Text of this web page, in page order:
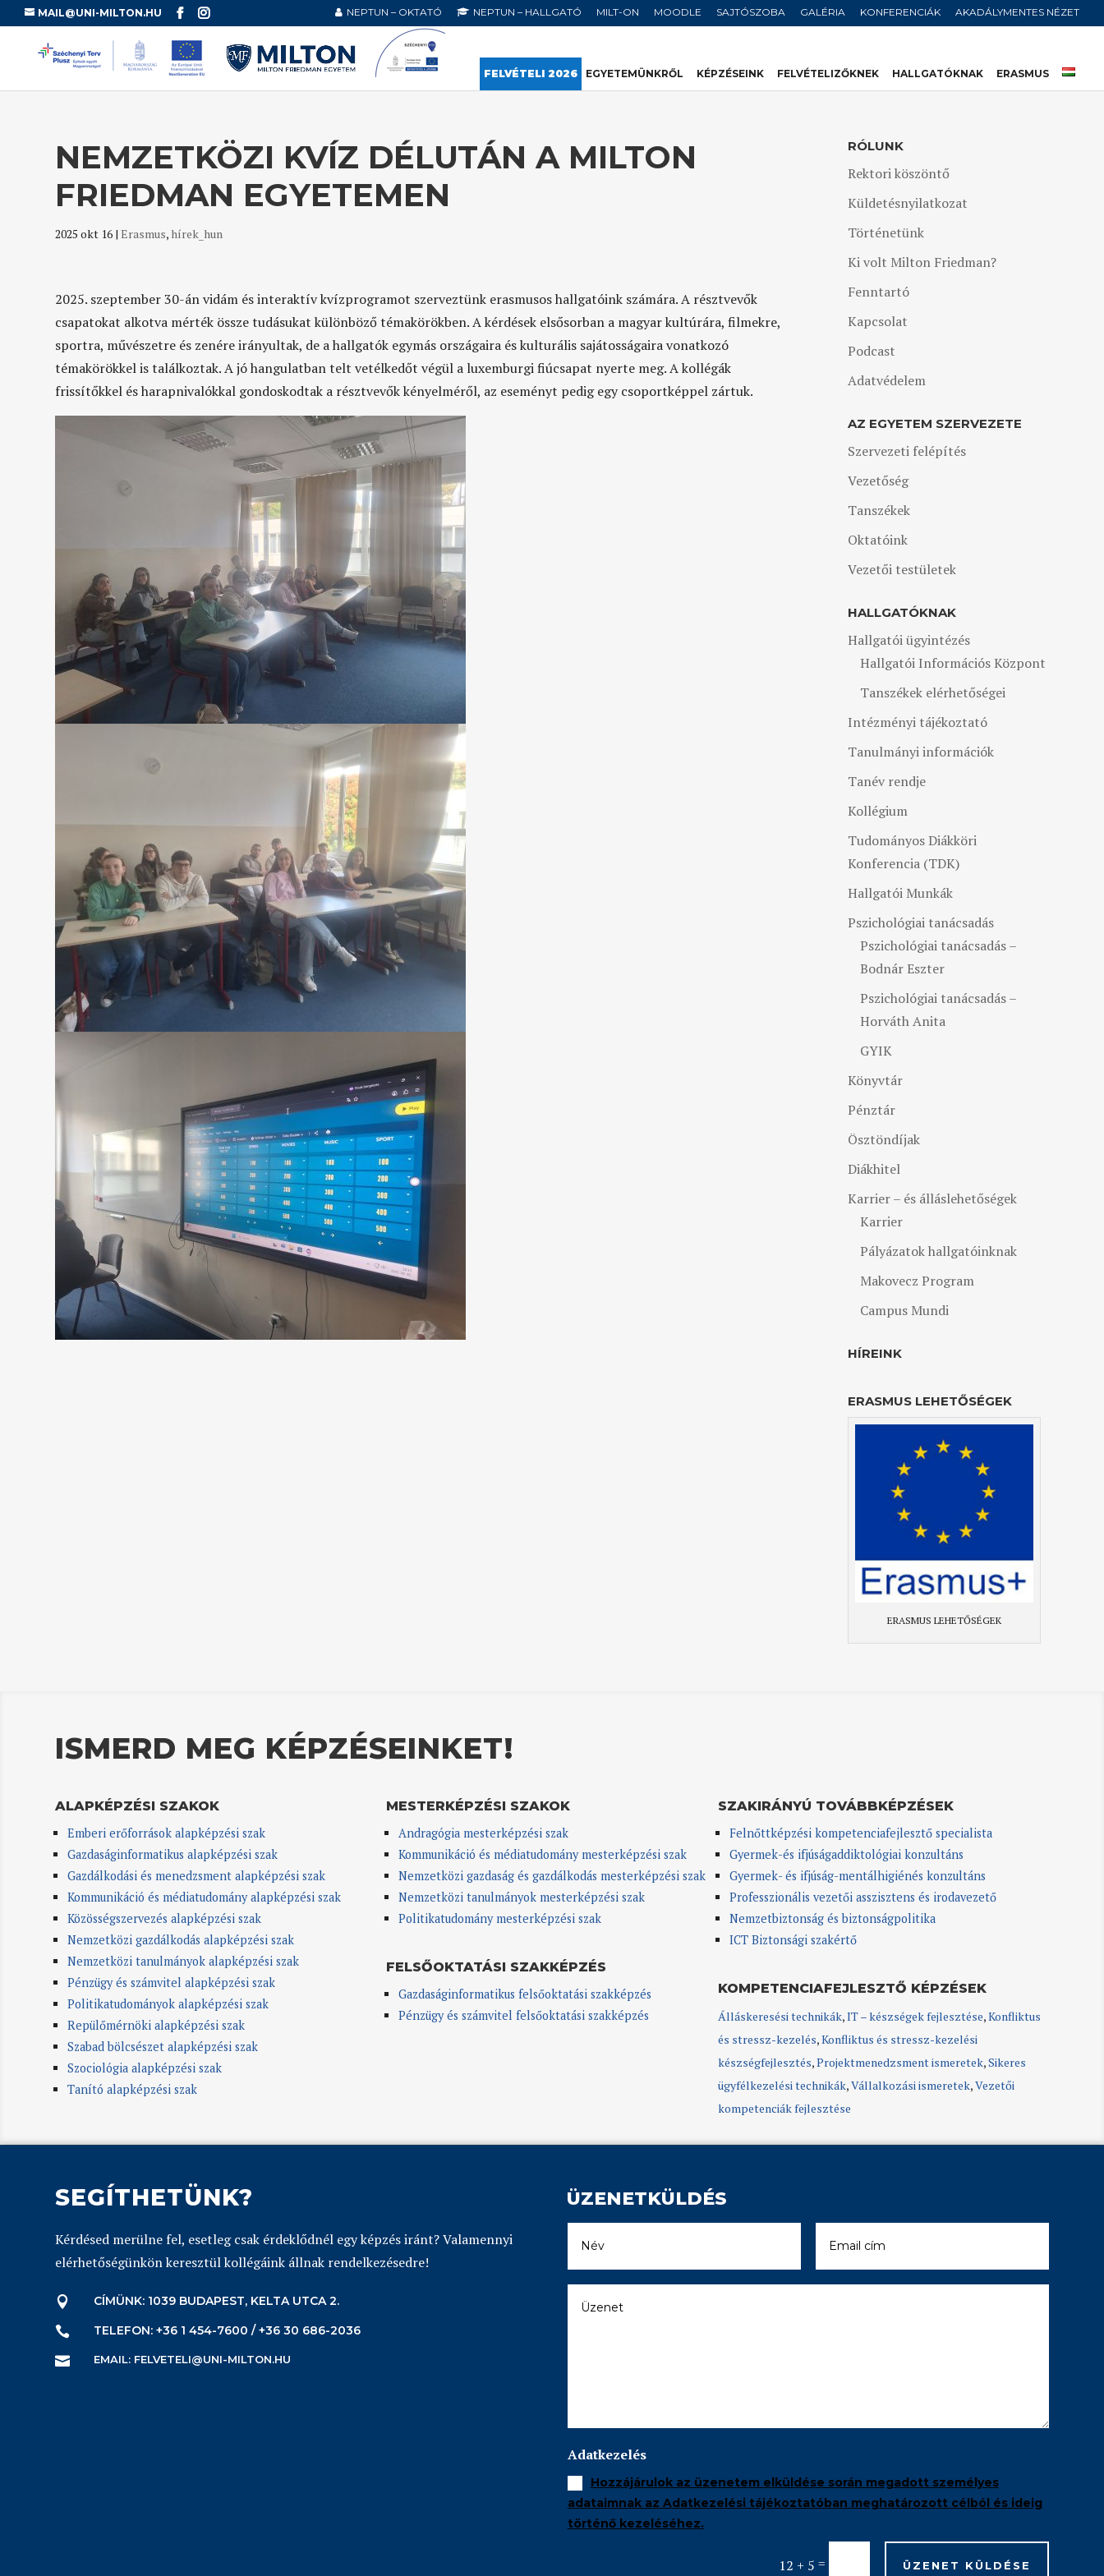
MAIL@UNI-MILTON.HU NEPTUN – OKTATÓ NEPTUN – HALLGATÓ MILT-ON MOODLE SAJTÓSZOBA GALÉRIA KONFERENCIÁK AKADÁLYMENTES NÉZET
FELVÉTELI 2026 EGYETEMÜNKRŐL KÉPZÉSEINK FELVÉTELIZŐKNEK HALLGATÓKNAK ERASMUS
NEMZETKÖZI KVÍZ DÉLUTÁN A MILTON
FRIEDMAN EGYETEMEN
2025 okt 16 |Erasmus, hírek_hun
2025. szeptember 30-án vidám és interaktív kvízprogramot szerveztünk erasmusos hallgatóink számára. A résztvevők
csapatokat alkotva mérték össze tudásukat különböző témakörökben. A kérdések elsősorban a magyar kultúrára, filmekre,
sportra, művészetre és zenére irányultak, de a hallgatók egymás országaira és kulturális sajátosságaira vonatkozó
témakörökkel is találkoztak. A jó hangulatban telt vetélkedőt végül a luxemburgi fiúcsapat nyerte meg. A kollégák
frissítőkkel és harapnivalókkal gondoskodtak a résztvevők kényelméről, az eseményt pedig egy csoportképpel zártuk.
RÓLUNK
Rektori köszöntő
Küldetésnyilatkozat
Történetünk
Ki volt Milton Friedman?
Fenntartó
Kapcsolat
Podcast
Adatvédelem
AZ EGYETEM SZERVEZETE
Szervezeti felépítés
Vezetőség
Tanszékek
Oktatóink
Vezetői testületek
HALLGATÓKNAK
Hallgatói ügyintézés
Hallgatói Információs Központ
Tanszékek elérhetőségei
Intézményi tájékoztató
Tanulmányi információk
Tanév rendje
Kollégium
Tudományos Diákköri
Konferencia (TDK)
Hallgatói Munkák
Pszichológiai tanácsadás
Pszichológiai tanácsadás –
Bodnár Eszter
Pszichológiai tanácsadás –
Horváth Anita
GYIK
Könyvtár
Pénztár
Ösztöndíjak
Diákhitel
Karrier – és álláslehetőségek
Karrier
Pályázatok hallgatóinknak
Makovecz Program
Campus Mundi
HÍREINK
ERASMUS LEHETŐSÉGEK
ERASMUS LEHETŐSÉGEK
ISMERD MEG KÉPZÉSEINKET!
ALAPKÉPZÉSI SZAKOK
Emberi erőforrások alapképzési szak
Gazdaságinformatikus alapképzési szak
Gazdálkodási és menedzsment alapképzési szak
Kommunikáció és médiatudomány alapképzési szak
Közösségszervezés alapképzési szak
Nemzetközi gazdálkodás alapképzési szak
Nemzetközi tanulmányok alapképzési szak
Pénzügy és számvitel alapképzési szak
Politikatudományok alapképzési szak
Repülőmérnöki alapképzési szak
Szabad bölcsészet alapképzési szak
Szociológia alapképzési szak
Tanító alapképzési szak
MESTERKÉPZÉSI SZAKOK
Andragógia mesterképzési szak
Kommunikáció és médiatudomány mesterképzési szak
Nemzetközi gazdaság és gazdálkodás mesterképzési szak
Nemzetközi tanulmányok mesterképzési szak
Politikatudomány mesterképzési szak
FELSŐOKTATÁSI SZAKKÉPZÉS
Gazdaságinformatikus felsőoktatási szakképzés
Pénzügy és számvitel felsőoktatási szakképzés
SZAKIRÁNYÚ TOVÁBBKÉPZÉSEK
Felnőttképzési kompetenciafejlesztő specialista
Gyermek-és ifjúságaddiktológiai konzultáns
Gyermek- és ifjúság-mentálhigiénés konzultáns
Professzionális vezetői asszisztens és irodavezető
Nemzetbiztonság és biztonságpolitika
ICT Biztonsági szakértő
KOMPETENCIAFEJLESZTŐ KÉPZÉSEK
Álláskeresési technikák,IT – készségek fejlesztése,Konfliktus
és stressz-kezelés,Konfliktus és stressz-kezelési
készségfejlesztés,Projektmenedzsment ismeretek,Sikeres
ügyfélkezelési technikák,Vállalkozási ismeretek,Vezetői
kompetenciák fejlesztése
SEGÍTHETÜNK?
Kérdésed merülne fel, esetleg csak érdeklődnél egy képzés iránt? Valamennyi
elérhetőségünkön keresztül kollégáink állnak rendelkezésedre!
 CÍMÜNK: 1039 BUDAPEST, KELTA UTCA 2.
 TELEFON: +36 1 454-7600 / +36 30 686-2036
 EMAIL: FELVETELI@UNI-MILTON.HU
ÜZENETKÜLDÉS
Adatkezelés
Hozzájárulok az üzenetem elküldése során megadott személyes
adataimnak az Adatkezelési tájékoztatóban meghatározott célból és ideig
történő kezeléséhez.
12 + 5 = ÜZENET KÜLDÉSE